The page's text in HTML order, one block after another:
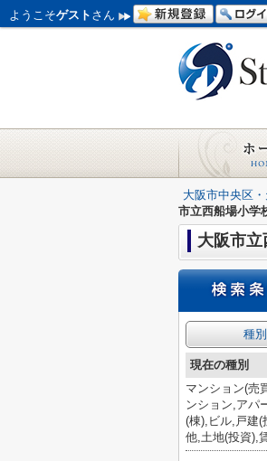
ようこそゲスト さん
大阪市中央区
市立西船場小学
大阪市
種
現在の種別
マンション(売
ンション,アパ
(棟),ビル,戸建(
他,土地(投資),